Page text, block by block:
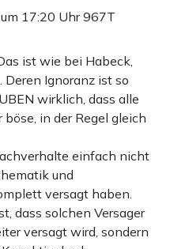
17:20 Uhr967T
ist wie bei Habeck,
Deren Ignoranz ist so
wirklich, dass alle
in der Regel gleich
einfach nicht
und
versagt haben.
dass solchen Versager
versagt wird, sondern